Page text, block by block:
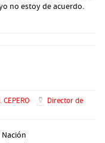
no estoy de acuerdo.
CEPERO
Director de